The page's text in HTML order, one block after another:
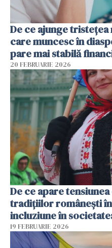
De ce ajunge
care muncesc în
pare mai stabilă
20 FEBRUARIE 2026
De ce apare
tradițiilor românești
incluziune în
19 FEBRUARIE 2026